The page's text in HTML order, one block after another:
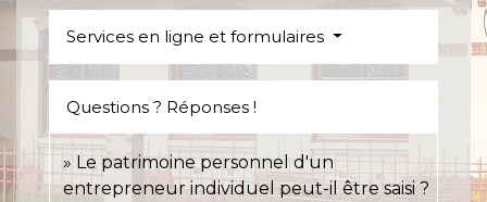
Services en ligne et formulaires
Questions ? Réponses !
Le patrimoine personnel d'un
entrepreneur individuel peut-il être saisi ?